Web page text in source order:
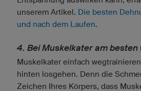
unserem Artikel. Die besten
und nach dem Laufen.
4. Bei Muskelkater am
Muskelkater einfach
hinten losgehen. Denn die
Zeichen Ihres Körpers, dass